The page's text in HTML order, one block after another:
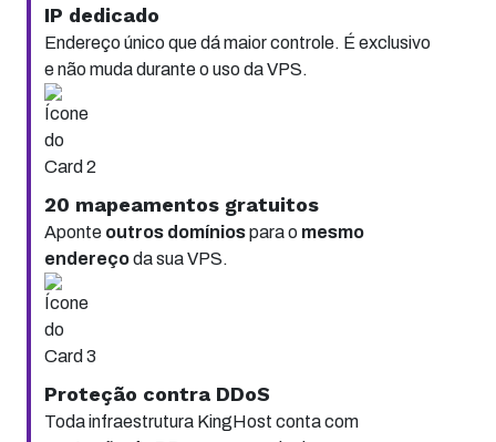
IP dedicado
Endereço único que dá maior controle. É exclusivo
e não muda durante o uso da VPS.
20 mapeamentos gratuitos
Aponte outros domíniospara o mesmo
endereçoda sua VPS.
Proteção contra DDoS
Toda infraestrutura KingHost conta com